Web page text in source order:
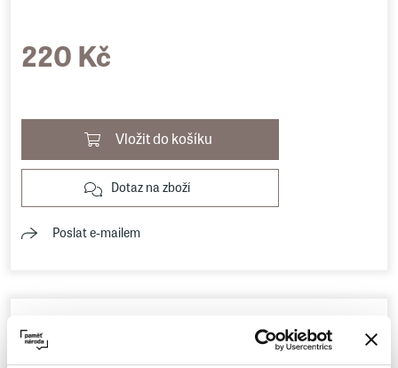
220 Kč
Vložit do košíku
Dotaz na zboží
Poslat e-mailem
Popis produktu